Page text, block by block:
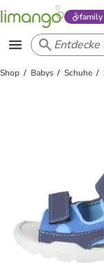
family
Shop Babys Schuhe